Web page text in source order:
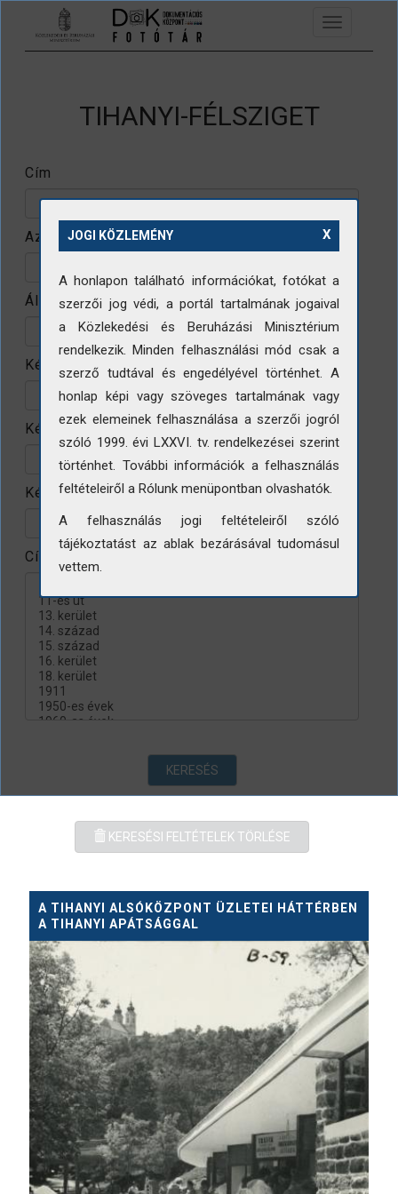
Ugrás a tartalomra
Toggle
navigation
TIHANYI-FÉLSZIGET
Cím
Azonosító
Állomány
Készítő
Készítés helye
Készítés évtizede
Címke
KERESÉS
KERESÉSI FELTÉTELEK TÖRLÉSE
A TIHANYI ALSÓKÖZPONT ÜZLETEI HÁTTÉRBEN
A TIHANYI APÁTSÁGGAL
X
JOGI KÖZLEMÉNY
A honlapon található információkat, fotókat a
szerzői jog védi, a portál tartalmának jogaival
a Közlekedési és Beruházási Minisztérium
rendelkezik. Minden felhasználási mód csak a
szerző tudtával és engedélyével történhet. A
honlap képi vagy szöveges tartalmának vagy
ezek elemeinek felhasználása a szerzői jogról
szóló 1999. évi LXXVI. tv. rendelkezései szerint
történhet. További információk a felhasználás
feltételeiről a Rólunk menüpontban olvashatók.
A felhasználás jogi feltételeiről szóló
tájékoztatást az ablak bezárásával tudomásul
vettem.